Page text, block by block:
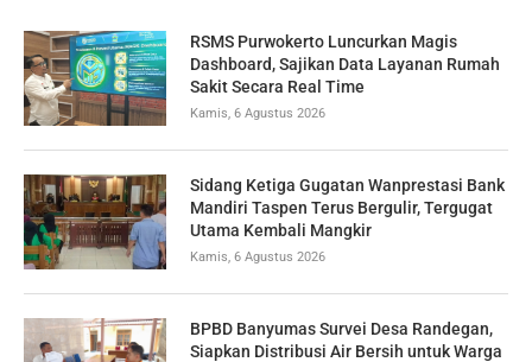
RSMS Purwokerto Luncurkan Magis
Dashboard, Sajikan Data Layanan Rumah
Sakit Secara Real Time
Kamis, 6 Agustus 2026
Sidang Ketiga Gugatan Wanprestasi Bank
Mandiri Taspen Terus Bergulir, Tergugat
Utama Kembali Mangkir
Kamis, 6 Agustus 2026
BPBD Banyumas Survei Desa Randegan,
Siapkan Distribusi Air Bersih untuk Warga